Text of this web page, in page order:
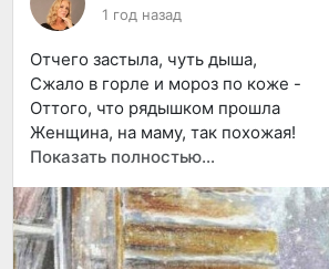
1 год назад
Отчего застыла, чуть дыша,
Сжало в горле и мороз по коже -
Оттого, что рядышком прошла
Женщина, на маму, так похожая!
И платок - опять повязан наспех!
Ноги в серых, простеньких чулках,
И в галошах - просто курам на смех!
Показать полностью…